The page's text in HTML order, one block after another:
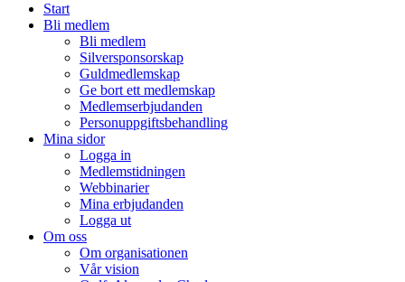
Start
Bli medlem
Bli medlem
Silversponsorskap
Guldmedlemskap
Ge bort ett medlemskap
Medlemserbjudanden
Personuppgiftsbehandling
Mina sidor
Logga in
Medlemstidningen
Webbinarier
Mina erbjudanden
Logga ut
Om oss
Om organisationen
Vår vision